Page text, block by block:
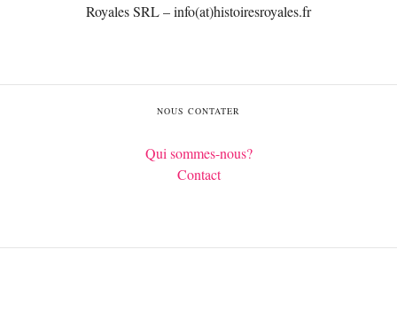
Royales SRL – info(at)histoiresroyales.fr
NOUS CONTATER
Qui sommes-nous?
Contact